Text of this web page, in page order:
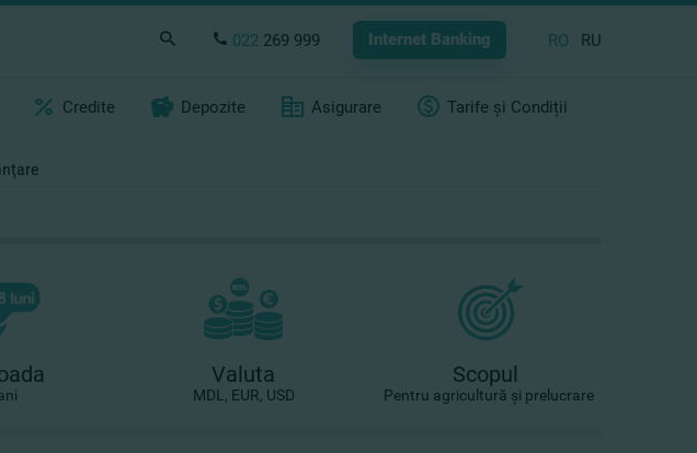
022 269 999 Internet Banking RO RU
Credite Depozite Asigurare Tarife și Condiții
Valuta
MDL, EUR, USD
Scopul
Pentru agricultură şi prelucrare